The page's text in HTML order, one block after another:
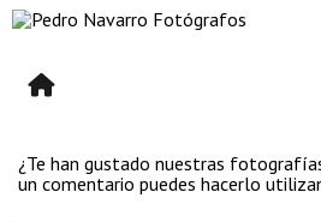
¿Te han gustado nuestras
un comentario puedes hacerlo